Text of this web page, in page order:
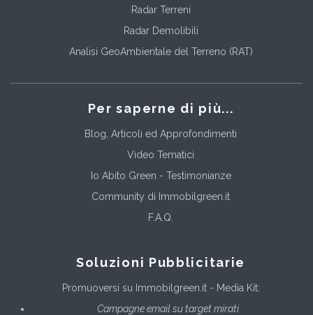
Radar Terreni
Radar Demolibili
Analisi GeoAmbientale del Terreno (RAT)
Per saperne di più...
Blog, Articoli ed Approfondimenti
Video Tematici
Io Abito Green - Testimonianze
Community di Immobilgreen.it
F.A.Q.
Soluzioni Pubblicitarie
Promuoversi su Immobilgreen.it - Media Kit:
Campagne email su target mirati